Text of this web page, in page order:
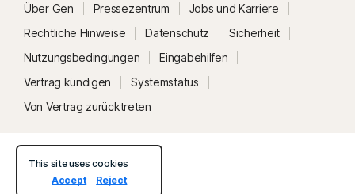
Über Gen Pressezentrum
Jobs und Karriere
Rechtliche Hinweise
Datenschutz
Sicherheit
Nutzungsbedingungen
Eingabehilfen
Vertrag kündigen
Systemstatus
Von Vertrag zurücktreten
This site uses cookies
Accept
Reject